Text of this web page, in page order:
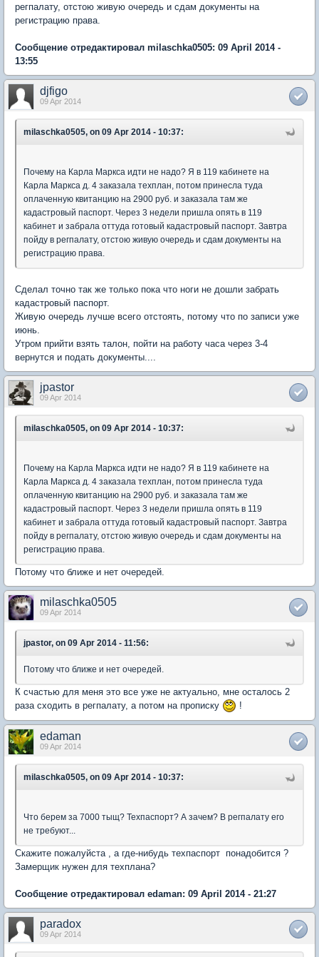
регпалату, отстою живую очередь и сдам документы на
регистрацию права.
Сообщение отредактировал milaschka0505: 09 April 2014 -
13:55
djfigo
09 Apr 2014
milaschka0505, on 09 Apr 2014 - 10:37:
Почему на Карла Маркса идти не надо? Я в 119 кабинете на
Карла Маркса д. 4 заказала техплан, потом принесла туда
оплаченную квитанцию на 2900 руб. и заказала там же
кадастровый паспорт. Через 3 недели пришла опять в 119
кабинет и забрала оттуда готовый кадастровый паспорт. Завтра
пойду в регпалату, отстою живую очередь и сдам документы на
регистрацию права.
Сделал точно так же только пока что ноги не дошли забрать
кадастровый паспорт.
Живую очередь лучше всего отстоять, потому что по записи уже
июнь.
Утром прийти взять талон, пойти на работу часа через 3-4
вернутся и подать документы....
jpastor
09 Apr 2014
milaschka0505, on 09 Apr 2014 - 10:37:
Почему на Карла Маркса идти не надо? Я в 119 кабинете на
Карла Маркса д. 4 заказала техплан, потом принесла туда
оплаченную квитанцию на 2900 руб. и заказала там же
кадастровый паспорт. Через 3 недели пришла опять в 119
кабинет и забрала оттуда готовый кадастровый паспорт. Завтра
пойду в регпалату, отстою живую очередь и сдам документы на
регистрацию права.
Потому что ближе и нет очередей.
milaschka0505
09 Apr 2014
jpastor, on 09 Apr 2014 - 11:56:
Потому что ближе и нет очередей.
К счастью для меня это все уже не актуально, мне осталось 2
раза сходить в регпалату, а потом на прописку
!
edaman
09 Apr 2014
milaschka0505, on 09 Apr 2014 - 10:37:
Что берем за 7000 тыщ? Техпаспорт? А зачем? В регпалату его
не требуют...
Скажите пожалуйста , а где-нибудь техпаспорт понадобится ?
Замерщик нужен для техплана?
Сообщение отредактировал edaman: 09 April 2014 - 21:27
paradox
09 Apr 2014